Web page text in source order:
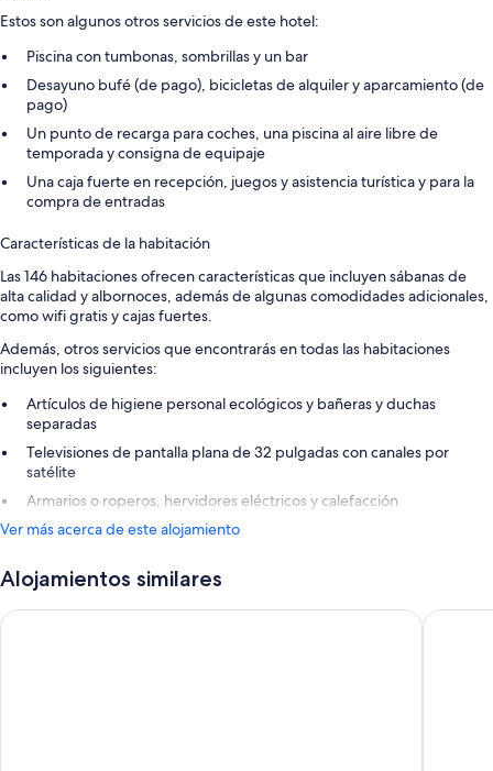
Estos son algunos otros servicios de este hotel:
Piscina con tumbonas, sombrillas y un bar
Desayuno bufé (de pago), bicicletas de alquiler y aparcamiento (de
pago)
Un punto de recarga para coches, una piscina al aire libre de
temporada y consigna de equipaje
Una caja fuerte en recepción, juegos y asistencia turística y para la
compra de entradas
Características de la habitación
Las 146 habitaciones ofrecen características que incluyen sábanas de
alta calidad y albornoces, además de algunas comodidades adicionales,
como wifi gratis y cajas fuertes.
Además, otros servicios que encontrarás en todas las habitaciones
incluyen los siguientes:
Artículos de higiene personal ecológicos y bañeras y duchas
separadas
Televisiones de pantalla plana de 32 pulgadas con canales por
satélite
Armarios o roperos, hervidores eléctricos y calefacción
Ver más acerca de este alojamiento
Alojamientos similares
Yomo Patagonia Ushuaia